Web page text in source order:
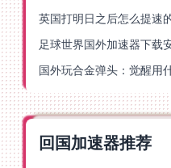
英国打明日之后怎么提速
回国加速器推荐